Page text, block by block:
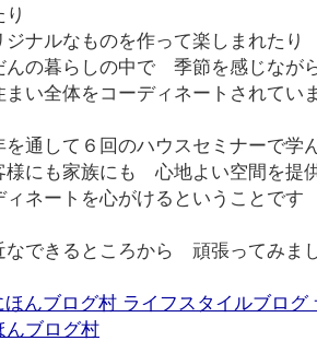
り
ジナルなものを作って楽しまれたり
んの暮らしの中で 季節を感じなが
まい全体をコーディネートされてい
を通して６回のハウスセミナーで学
様にも家族にも 心地よい空間を提
ィネートを心がけるということです
なできるところから 頑張ってみ
んブログ村